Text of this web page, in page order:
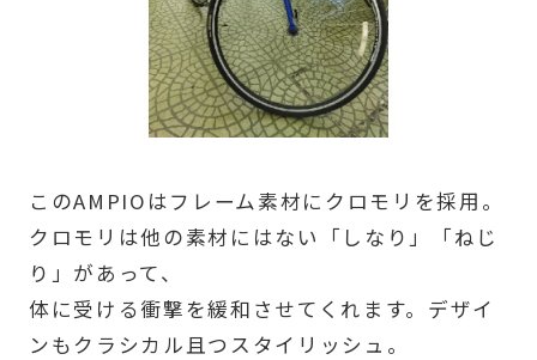
このAMPIOはフレーム素材にクロモリを採用。
クロモリは他の素材にはない「しなり」「ねじ
り」があって、
体に受ける衝撃を緩和させてくれます。デザイ
ンもクラシカル且つスタイリッシュ。